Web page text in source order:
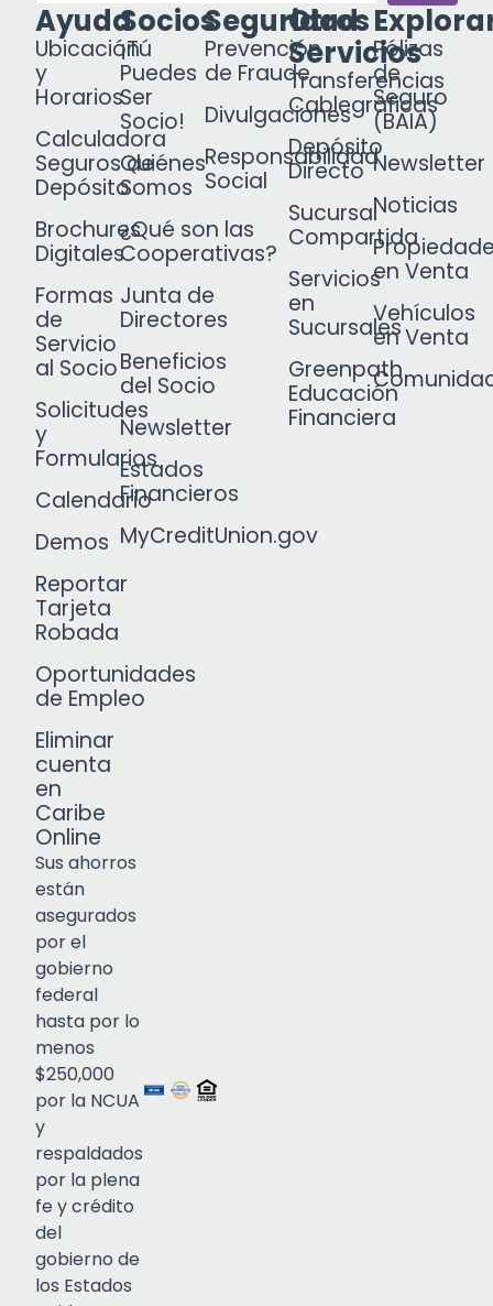
Ayuda
Ubicación
y
Horarios
Calculadora
Seguros de
Depósito
Brochures
Digitales
Formas
de
Servicio
al Socio
Solicitudes
y
Formularios
Calendario
Demos
Reportar
Tarjeta
Robada
Oportunidades
de Empleo
Eliminar
cuenta
en
Caribe
Online
Socios
¡Tú
Puedes
Ser
Socio!
Quiénes
Somos
¿Qué son las
Cooperativas?
Junta de
Directores
Beneficios
del Socio
Newsletter
Estados
Financieros
MyCreditUnion.gov
Seguridad
Prevención
de Fraude
Divulgaciones
Responsabilidad
Social
Otros
Servicios
Transferencias
Cablegráficas
Depósito
Directo
Sucursal
Compartida
Servicios
en
Sucursales
Greenpath
Educación
Financiera
Pólizas
de
Seguro
(BAIA)
Newsletter
Noticias
en Venta
Vehículos
en Venta
Sus ahorros
están
asegurados
por el
gobierno
federal
hasta por lo
menos
$250,000
por la NCUA
y
respaldados
por la plena
fe y crédito
del
gobierno de
los Estados